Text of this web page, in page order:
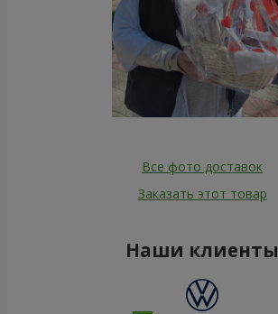
Все фото доставок
Заказать этот товар
Наши клиенты